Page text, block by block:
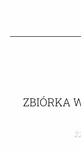
termin drugi
Klubu, w tym
Komisji
ZBIÓRKA